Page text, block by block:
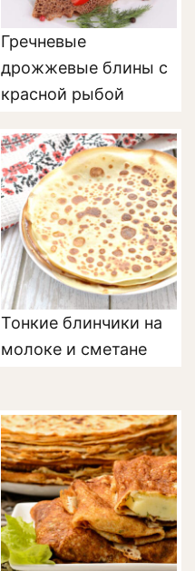
Гречневые
дрожжевые блины с
красной рыбой
Тонкие блинчики на
молоке и сметане